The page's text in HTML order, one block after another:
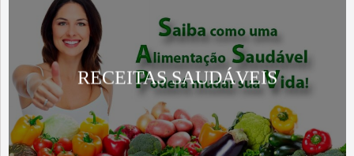
RECEITAS SAUDÁVEIS